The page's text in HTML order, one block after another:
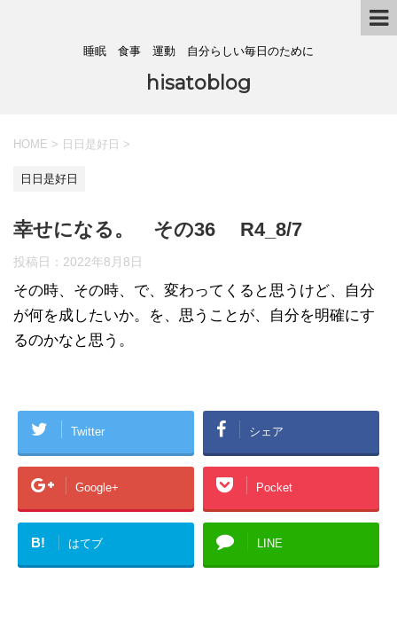
睡眠 食事 運動 自分らしい毎日のために
hisatoblog
HOME > 日日是好日 >
日日是好日
幸せになる。 その36 R4_8/7
投稿日： 2022年8月8日
その時、その時、で、変わってくると思うけど、自分
が何を成したいか。を、思うことが、自分を明確にす
るのかなと思う。
Twitter シェア
Google+ Pocket
B! はてブ LINE